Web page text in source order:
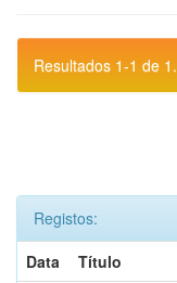
Resultados 1-1 de 1.
Registos:
Data
Título